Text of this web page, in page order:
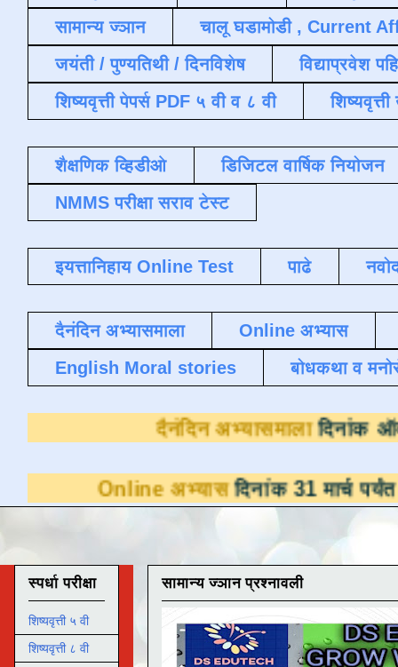
सामान्य ज्ञान
चालू घडामोडी , Current
जयंती / पुण्यतिथी / दिनविशेष
विद्याप्रवेश
शिष्यवृत्ती पेपर्स PDF ५ वी व ८ वी
शैक्षणिक व्हिडीओ
डिजिटल वार्षिक नियोजन
NMMS परीक्षा सराव टेस्ट
इयत्तानिहाय Online Test पाढे
दैनंदिन अभ्यासमाला
Online अभ्यास
English Moral stories
बोधकथा व
दैनंदिन
अभ्यासदिनांक 31 मार्च पर्यंत
सामान्य ज्ञान प्रश्नावली
स्पर्धा परीक्षा
शिष्यवृत्ती ५ वी
शिष्यवृत्ती ८ वी